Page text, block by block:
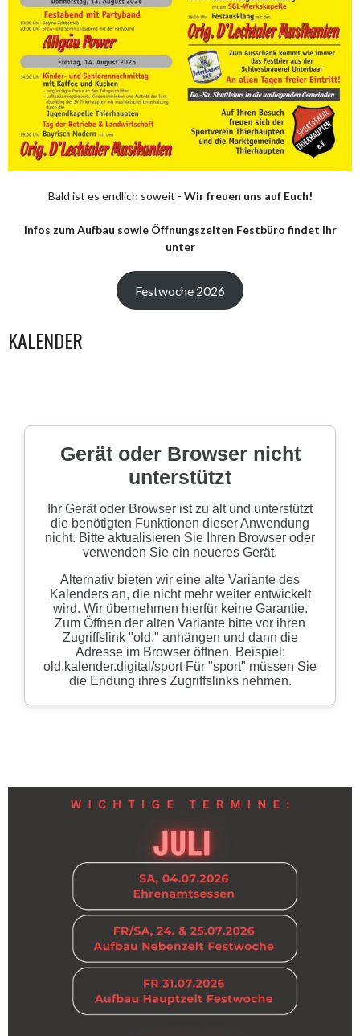
Bald ist es endlich soweit - Wir freuen uns auf Euch!
Infos zum Aufbau sowie Öffnungszeiten Festbüro findet Ihr
unter
Festwoche 2026
KALENDER